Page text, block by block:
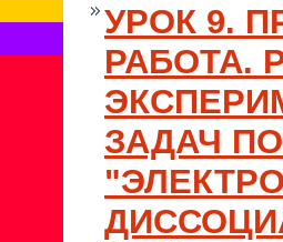
УРОК 9.
РАБОТА.
ЗАДАЧ